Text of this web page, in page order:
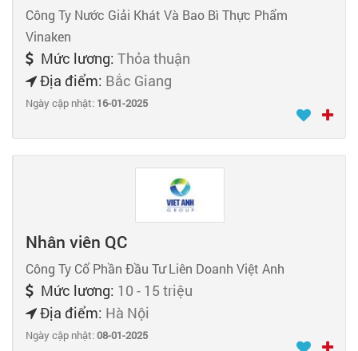
Công Ty Nước Giải Khát Và Bao Bì Thực Phẩm
Vinaken
Mức lương: Thỏa thuận
Địa điểm: Bắc Giang
Ngày cập nhật: 16-01-2025
Nhân viên QC
Công Ty Cổ Phần Đầu Tư Liên Doanh Việt Anh
Mức lương: 10 - 15 triệu
Địa điểm: Hà Nội
Ngày cập nhật:08-01-2025